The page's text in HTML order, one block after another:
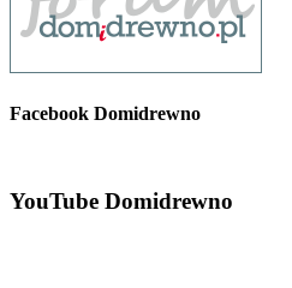
Facebook Domidrewno
YouTube Domidrewno